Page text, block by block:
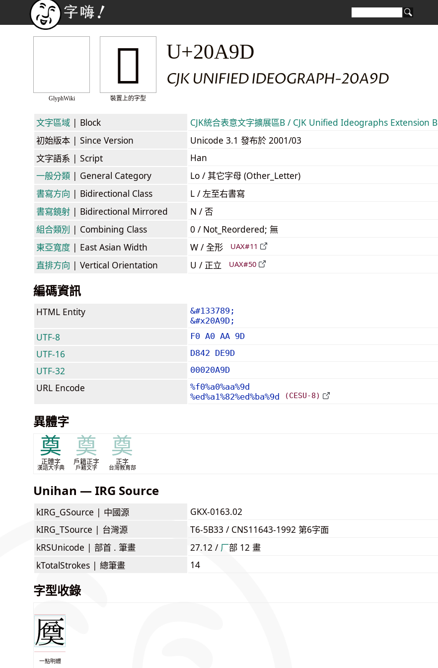
GlyphWiki
𠪝
裝置上的字型
U+20A9D
CJK UNIFIED IDEOGRAPH-20A9D
文字區域 | Block CJK統合表意文字擴展區B / CJK Unified Ideographs Extension B
初始版本 | Since Version
Unicode 3.1 發布於 2001/03
文字語系 | Script
Han
一般分類 | General Category
Lo / 其它字母 (Other_Letter)
書寫方向 | Bidirectional Class
L / 左至右書寫
書寫鏡射 | Bidirectional Mirrored
N / 否
組合類別 | Combining Class
0 / Not_Reordered; 無
東亞寬度 | East Asian Width W / 全形 UAX#11
直排方向 | Vertical Orientation U / 正立 UAX#50
編碼資訊
HTML Entity
&#133789;
&#x20A9D;
UTF-8 F0 A0 AA 9D
UTF-16 D842 DE9D
UTF-32 00020A9D
URL Encode
%f0%a0%aa%9d
%ed%a1%82%ed%ba%9d
(CESU-8)
異體字
奠
正體字
漢語大字典
奠
戶籍正字
戶籍文字
奠
正字
台灣教育部
Unihan — IRG Source
kIRG_GSource | 中國源
GKX-0163.02
kIRG_TSource | 台灣源
T6-5B33 / CNS11643-1992 第6字面
kRSUnicode | 部首 . 筆畫 27.12 / ⼚部 12 畫
kTotalStrokes | 總筆畫 14
字型收錄
一點明體